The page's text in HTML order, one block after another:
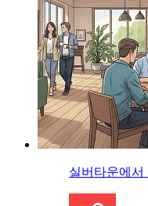
실버타운에서